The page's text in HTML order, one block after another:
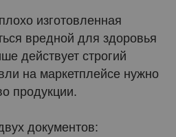
изготовленная
вредной для здоровья
действует строгий
на маркетплейсе нужно
продукции.
документов: